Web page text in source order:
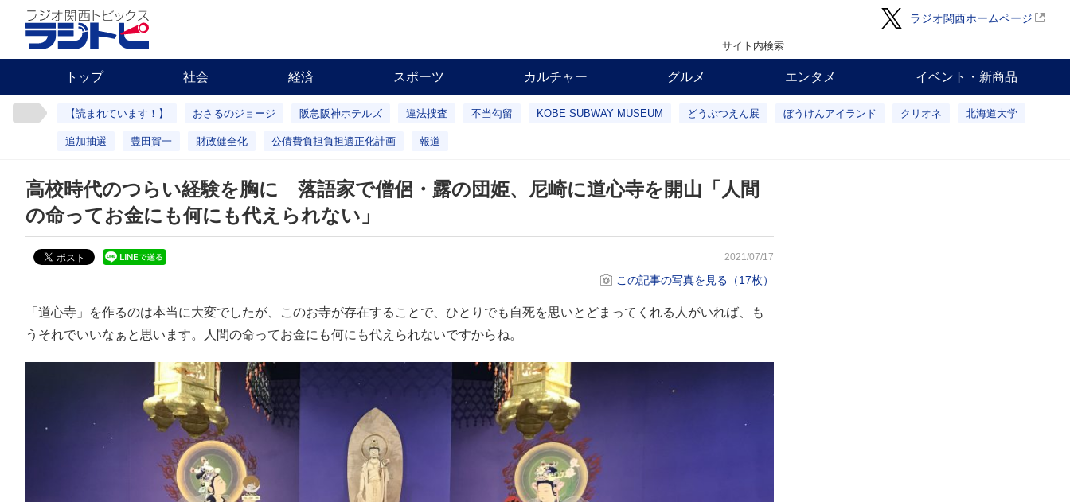
ラジオ関西ホームページ
サイト内検索
トップ 社会 経済 スポーツ カルチャー グルメ エンタメ イベント・新商品
【読まれています！】 おさるのジョージ 阪急阪神ホテルズ 違法捜査 不当勾留 KOBE SUBWAY MUSEUM どうぶつえん展 ぼうけんアイランド クリオネ 北海道大学
追加抽選 豊田賀一 財政健全化 公債費負担負担適正化計画 報道
高校時代のつらい経験を胸に 落語家で僧侶・露の団姫、尼崎に道心寺を開山「人間
の命ってお金にも何にも代えられない」
2021/07/17
この記事の写真を見る（17枚）
「道心寺」を作るのは本当に大変でしたが、このお寺が存在することで、ひとりでも自死を思いとどまってくれる人がいれば、も
うそれでいいなぁと思います。人間の命ってお金にも何にも代えられないですからね。